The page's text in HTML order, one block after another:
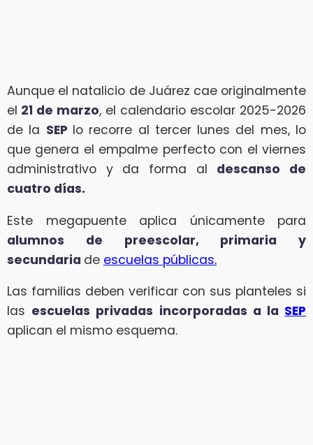
Aunque el natalicio de Juárez cae originalmente
el 21 de marzo, el calendario escolar 2025-2026
de la SEP lo recorre al tercer lunes del mes, lo
que genera el empalme perfecto con el viernes
administrativo y da forma al descanso de
cuatro días.
Este megapuente aplica únicamente para
alumnos de preescolar, primaria y
secundaria de escuelas públicas.
Las familias deben verificar con sus planteles si
las escuelas privadas incorporadas a la SEP
aplican el mismo esquema.